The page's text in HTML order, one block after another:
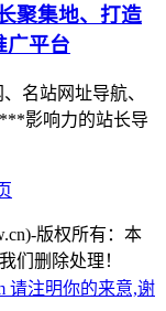
聚集地、打造
广平台
名站网址导航、
影响力的站长导
版权所有：本
们删除处理！
请注明你的来意,谢